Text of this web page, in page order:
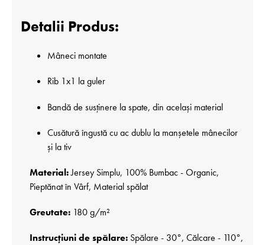
Detalii Produs:
Mâneci montate
Rib 1x1 la guler
Bandă de susținere la spate, din același material
Cusătură îngustă cu ac dublu la manșetele mânecilor
și la tiv
Material:Jersey Simplu, 100% Bumbac - Organic,
Pieptănat în Vârf, Material spălat
Greutate: 180 g/m²
Instrucțiuni de spălare: Spălare - 30°, Călcare - 110°,